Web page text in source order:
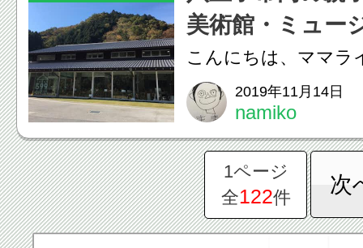
一」としても有名で
山...
美術館・ミュー
こんにちは、ママラ
す☆猛暑も落ち着い
の予感。「○○の秋」
なさんは何を思い浮
欲？読書？行楽？そ
方があるかと思いま
2019年11月14日
namiko
1ページ
全122件
次